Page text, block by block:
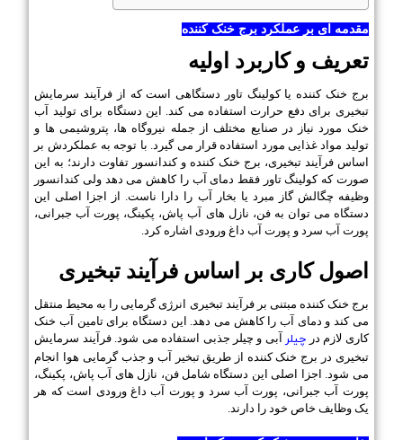
مقدمه ای بر عملکرد برج خنک کننده
تعریف و کاربرد اولیه
برج خنک کننده یا کولینگ تاور دستگاهی است که از فرآیند سرمایش
تبخیری برای دفع حرارت استفاده می کند. این دستگاه برای تولید آب
خنک مورد نیاز در صنایع مختلف از جمله نیروگاه ها، پتروشیمی ها و
تولید مواد غذایی مورد استفاده قرار می گیرد. با توجه به عملکردش بر
اساس فرآیند تبخیری، برج خنک کننده و کندانسور تفاوت دارند؛ به این
صورت که کولینگ تاور فقط دمای آب را کاهش می دهد ولی کندانسور
وظیفه چگالش گاز مبرد یا بخار آب را دارا ناست. از اجزا اصلی این
دستگاه می توان به فن، نازل های آب پاش، پکینگ، پورت آب جبرانی،
پورت آب سرد و پورت آب داغ ورودی اشاره کرد.
اصول کاری بر اساس فرآیند تبخیری
برج خنک کننده مبتنی بر فرآیند تبخیری انرژی گرمایی را به محیط منتقل
می کند و دمای آب را کاهش می دهد. این دستگاه برای تامین آب خنک
کاری لازم در چیلر آبی و چیلر جذبی استفاده می شود. فرآیند سرمایش
تبخیری در برج خنک کننده از طریق تبخیر آب و جذب گرمایی هوا انجام
می شود. اجزا اصلی این دستگاه شامل فن، نازل های آب پاش، پکینگ،
پورت آب جبرانی، پورت آب سرد و پورت آب داغ ورودی است که هر
یک وظایف خاص خود را دارند.